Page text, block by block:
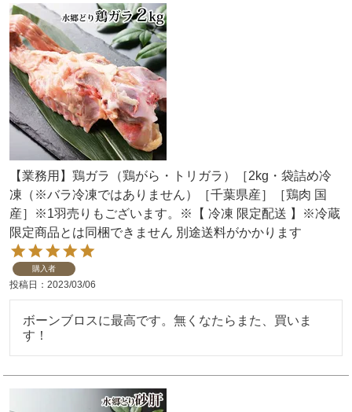
【業務用】鶏ガラ（鶏がら・トリガラ）［2kg・袋詰め冷
凍（※バラ冷凍ではありません）［千葉県産］［鶏肉 国
産］※1羽売りもございます。※【 冷凍 限定配送 】※冷蔵
限定商品とは同梱できません 別途送料がかかります
購入者
投稿日 2023/03/06
ボーンブロスに最高です。無くなたらまた、買いま
す！